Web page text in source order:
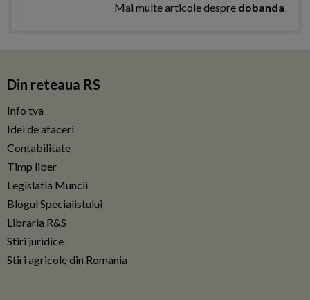
Mai multe articole despre dobanda
Din reteaua RS
Info tva
Idei de afaceri
Contabilitate
Timp liber
Legislatia Muncii
Blogul Specialistului
Libraria R&S
Stiri juridice
Stiri agricole din Romania